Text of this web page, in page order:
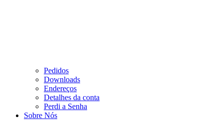
Pedidos
Downloads
Endereços
Detalhes da conta
Perdi a Senha
Sobre Nós